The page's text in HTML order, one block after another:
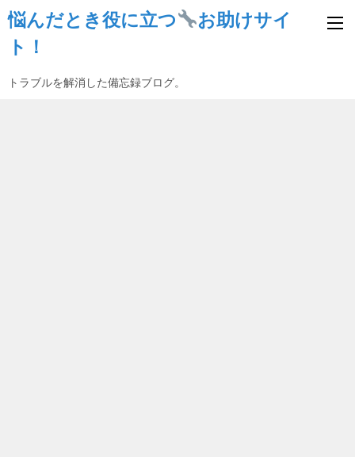
悩んだとき役に立つ
お助けサイ
ト！
トラブルを解消した備忘録ブログ。